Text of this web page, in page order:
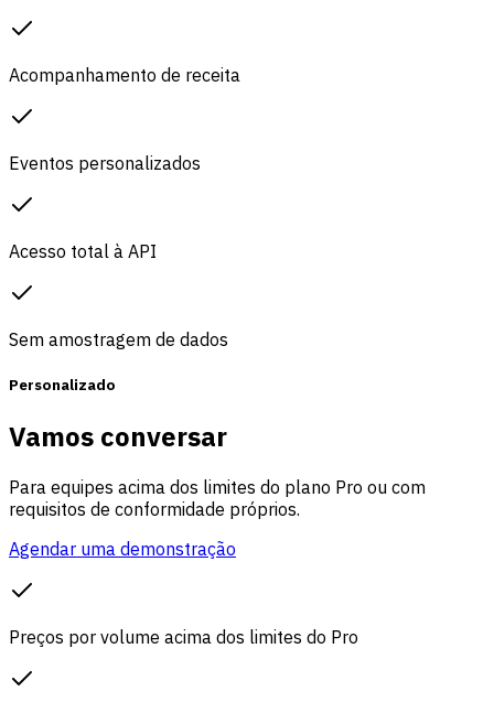
Acompanhamento de receita
Eventos personalizados
Acesso total à API
Sem amostragem de dados
Personalizado
Vamos conversar
Para equipes acima dos limites do plano Pro ou com
requisitos de conformidade próprios.
Agendar uma demonstração
Preços por volume acima dos limites do Pro